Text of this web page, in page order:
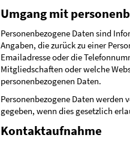
Umgang mit
Personenbezogene Daten sind
Angaben, die zurück zu einer
Emailadresse oder die
Mitgliedschaften oder welche
personenbezogenen Daten.
Personenbezogene Daten
gegeben, wenn dies gesetzlich
Kontaktaufnahme